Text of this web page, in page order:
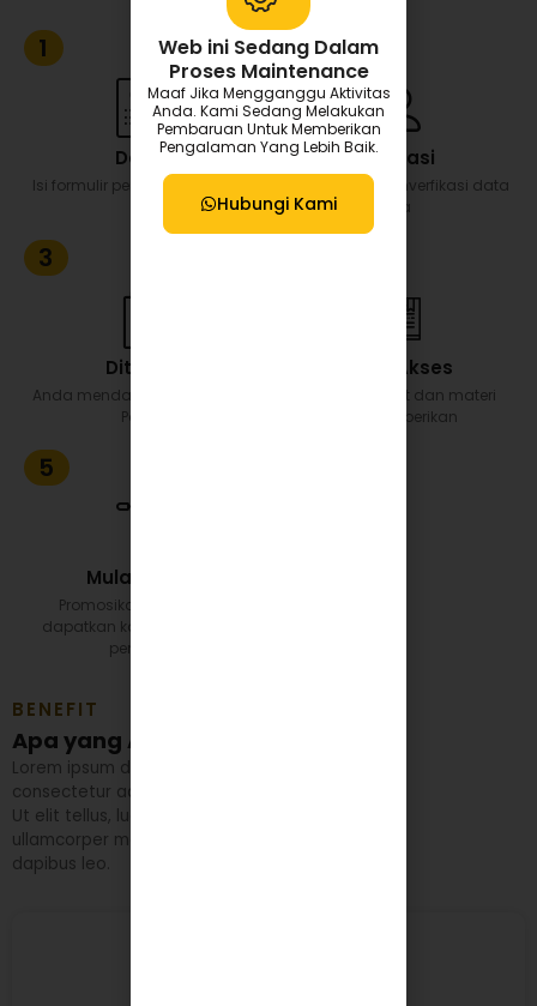
1
Daftar
Isi formulir pendaftaran reseller
2
Verifikasi
Tim Gayatex memverfikasi data
Anda
3
Diterima
Anda mendapatkan ID Reseller
Partner
Dapat Akses
Katalog, price list dan materi
promosi diberikan
5
Mulai Jualan
Promosikan produk dan
dapatkan komisi dari setiap
penjualan
BENEFIT
Apa yang Anda Dapatkan?
Lorem ipsum dolor sit amet,
consectetur adipiscing elit.
Ut elit tellus, luctus nec
ullamcorper mattis, pulvinar
dapibus leo.
Web ini Sedang Dalam
Proses Maintenance
Maaf Jika Mengganggu Aktivitas
Anda. Kami Sedang Melakukan
Pembaruan Untuk Memberikan
Pengalaman Yang Lebih Baik.
Hubungi Kami